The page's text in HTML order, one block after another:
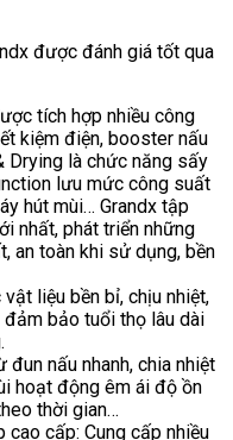
được đánh giá tốt qua
tích hợp nhiều công
kiệm điện, booster nấu
Drying là chức năng sấy
lưu mức công suất
hút mùi… Grandx tập
nhất, phát triển những
an toàn khi sử dụng, bền
liệu bền bỉ, chịu nhiệt,
đảm bảo tuổi thọ lâu dài
nấu nhanh, chia nhiệt
hoạt động êm ái độ ồn
thời gian…
cấp: Cung cấp nhiều